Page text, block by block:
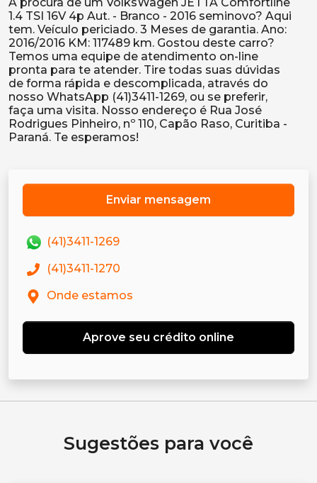
1.4 TSI 16V 4p Aut. - Branco - 2016 seminovo? Aqui
tem. Veículo periciado. 3 Meses de garantia. Ano:
2016/2016 KM: 117489 km. Gostou deste carro?
Temos uma equipe de atendimento on-line
pronta para te atender. Tire todas suas dúvidas
de forma rápida e descomplicada, através do
nosso WhatsApp (41)3411-1269, ou se preferir,
faça uma visita. Nosso endereço é Rua José
Rodrigues Pinheiro, nº 110, Capão Raso, Curitiba -
Enviar mensagem
(41)3411-1269
(41)3411-1270
Onde estamos
Aprove seu crédito online
Sugestões para você